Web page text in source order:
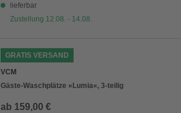
lieferbar
Zustellung 12.08. - 14.08.
GRATIS VERSAND
VCM
Gäste-Waschplätze »Lumia«, 3-teilig
ab 159,00 €